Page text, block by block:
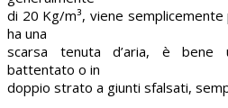
di 20 Kg/m³, viene
ha una
scarsa tenuta d’aria, è bene
battentato o in
doppio strato a giunti sfalsati,